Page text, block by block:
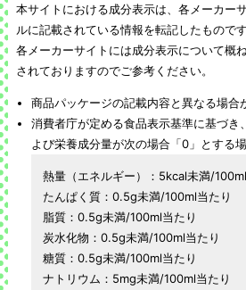
本サイトにおける成分表示は、各メーカー
ルに記載されている情報を転記したものです
各メーカーサイトには成分表示について概
されておりますのでご参考ください。
商品パッケージの記載内容と異なる場合
消費者庁が定める食品表示基準に基づき
よび栄養成分量が次の場合「0」とする
熱量（エネルギー）：5kcal未満/
たんぱく質：0.5g未満/100ml当たり
脂質：0.5g未満/100ml当たり
炭水化物：0.5g未満/100ml当たり
糖質：0.5g未満/100ml当たり
ナトリウム：5mg未満/100ml当たり